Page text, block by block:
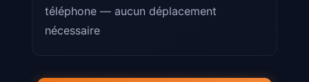
téléphone — aucun déplacement
nécessaire